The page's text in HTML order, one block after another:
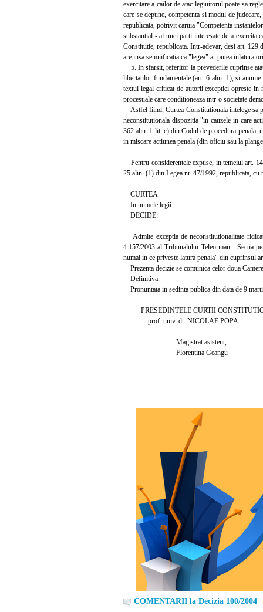
exercitare a cailor de atac legiuitorul poate sa
care se depune, competenta si modul de
republicata, potrivit caruia "Competenta
substantial - al unei parti interesate de a
Constitutie, republicata. Intr-adevar, desi art.
are insa semnificatia ca "legea" ar putea inlatura
5. In sfarsit, referitor la prevederile cuprinse
libertatilor fundamentale (art. 6 alin. 1), si
textul legal criticat de autorii exceptiei opreste in
procesuale care conditioneaza intr-o societate
Astfel fiind, Curtea Constitutionala intelege sa
neconstitutionala dispozitia "in cauzele in care
362 alin. 1 lit. c) din Codul de procedura penala,
in miscare actiunea penala (din oficiu sau la
Pentru considerentele expuse, in temeiul art.
25 alin. (1) din Legea nr. 47/1992, republicata, cu
CURTEA
In numele legii
DECIDE:
Admite exceptia de neconstitutionalitate
4.157/2003 al Tribunalului Teleorman - Sectia
numai in ce priveste latura penala" din cuprinsul
Prezenta decizie se comunica celor doua
Definitiva.
Pronuntata in sedinta publica din data de 9
PRESEDINTELE CURTII
prof. univ. dr. NICOLAE POPA
Magistrat asistent,
Florentina Geangu
COMENTARII la Decizia 100/2004